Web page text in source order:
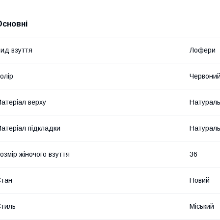
взуття Лофери
Червоний
верху
підкладки
жіночого взуття 36
Новий
Міський